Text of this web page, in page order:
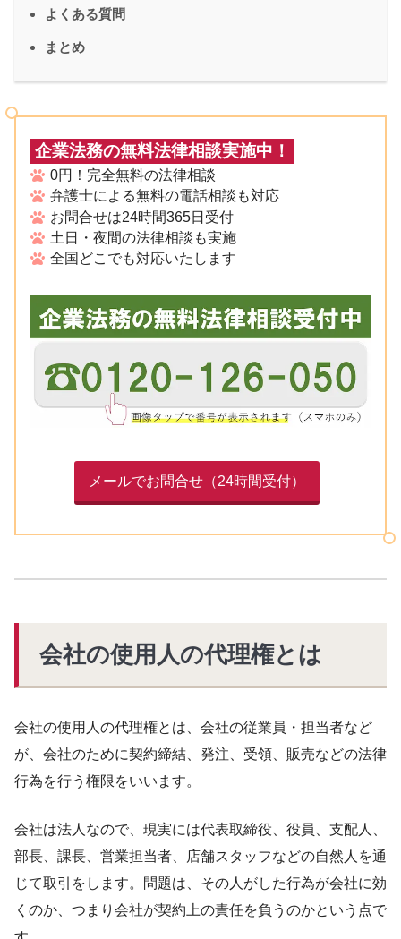
よくある質問
まとめ
企業法務の無料法律相談実施中！
0円！完全無料の法律相談
弁護士による無料の電話相談も対応
お問合せは24時間365日受付
土日・夜間の法律相談も実施
全国どこでも対応いたします
メールでお問合せ（24時間受付）
会社の使用人の代理権とは
会社の使用人の代理権とは、会社の従業員・担当者など
が、会社のために契約締結、発注、受領、販売などの法律
行為を行う権限をいいます。
会社は法人なので、現実には代表取締役、役員、支配人、
部長、課長、営業担当者、店舗スタッフなどの自然人を通
じて取引をします。問題は、その人がした行為が会社に効
くのか、つまり会社が契約上の責任を負うのかという点で